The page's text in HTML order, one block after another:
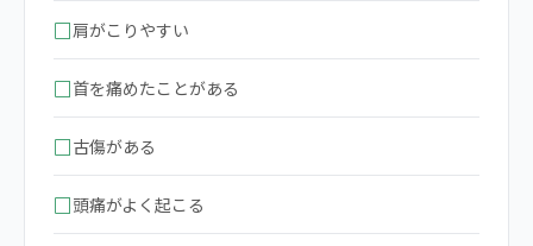
□肩がこりやすい
□首を痛めたことがある
□古傷がある
□頭痛がよく起こる